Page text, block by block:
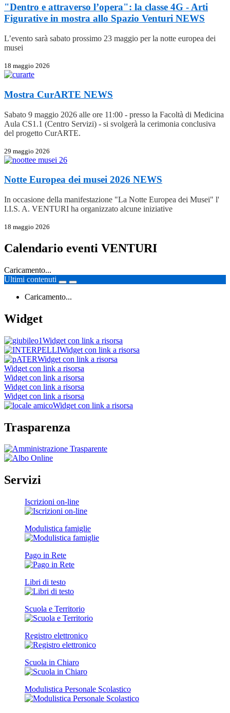
"Dentro e attraverso l’opera": la classe 4G - Arti
Figurative in mostra allo Spazio Venturi NEWS
L’evento sarà sabato prossimo 23 maggio per la notte europea dei
musei
18 maggio 2026
Mostra CurARTE NEWS
Sabato 9 maggio 2026 alle ore 11:00 - presso la Facoltà di Medicina
Aula CS1.1 (Centro Servizi) - si svolgerà la cerimonia conclusiva
del progetto CurARTE.
29 maggio 2026
Notte Europea dei musei 2026 NEWS
In occasione della manifestazione "La Notte Europea dei Musei" l'
I.I.S. A. VENTURI ha organizzato alcune iniziative
18 maggio 2026
Calendario eventi VENTURI
Caricamento...
Ultimi contenuti
Caricamento...
Widget
Widget con link a risorsa
Widget con link a risorsa
Widget con link a risorsa
Widget con link a risorsa
Widget con link a risorsa
Widget con link a risorsa
Widget con link a risorsa
Widget con link a risorsa
Trasparenza
Servizi
Iscrizioni on-line
Modulistica famiglie
Pago in Rete
Libri di testo
Scuola e Territorio
Registro elettronico
Scuola in Chiaro
Modulistica Personale Scolastico